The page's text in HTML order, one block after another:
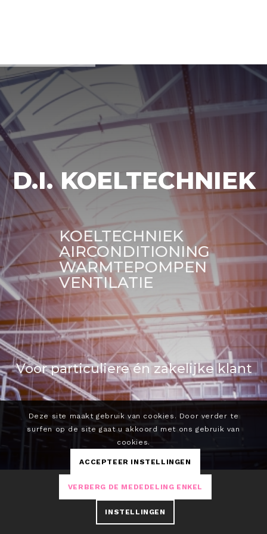
D.I. KOELTECHNIEK
KOELTECHNIEK
AIRCONDITIONING
WARMTEPOMPEN
VENTILATIE
Voor particuliere én zakelijke klant
Deze site maakt gebruik van cookies. Door verder te
surfen op de site gaat u akkoord met ons gebruik van
cookies.
ACCEPTEER INSTELLINGEN
VERBERG DE MEDEDELING ENKEL
INSTELLINGEN